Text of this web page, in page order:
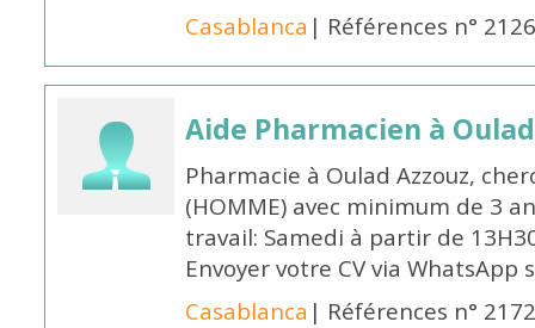
Casablanca | Références n°
Aide Pharmacien à
Pharmacie à Oulad Azzouz,
(HOMME) avec minimum de 3
travail: Samedi à partir de
Envoyer votre CV via WhatsApp
Casablanca | Références n°